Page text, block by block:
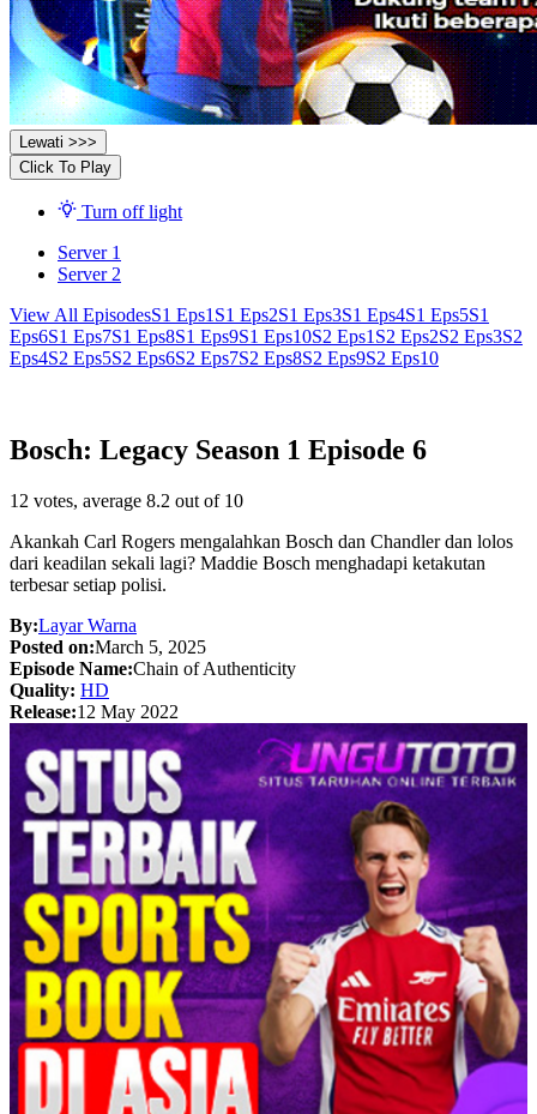
Lewati >>>
Click To Play
Turn off light
Server 1
Server 2
View All EpisodesS1 Eps1 S1 Eps2S1 Eps3S1 Eps4S1 Eps5S1
Eps6S1 Eps7S1 Eps8S1 Eps9S1 Eps10S2 Eps1 S2 Eps2S2 Eps3S2
Eps4S2 Eps5S2 Eps6S2 Eps7S2 Eps8S2 Eps9S2 Eps10
Bosch: Legacy Season 1 Episode 6
12 votes, average 8.2 out of 10
Akankah Carl Rogers mengalahkan Bosch dan Chandler dan lolos
dari keadilan sekali lagi? Maddie Bosch menghadapi ketakutan
terbesar setiap polisi.
By:Layar Warna
Posted on:March 5, 2025
Episode Name:Chain of Authenticity
Quality: HD
Release:12 May 2022